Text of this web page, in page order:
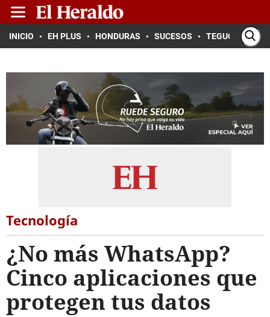
INICIO EH PLUS HONDURAS SUCESOS TEGUCIGALPA
Tecnología
¿No más WhatsApp?
Cinco aplicaciones que
protegen tus datos